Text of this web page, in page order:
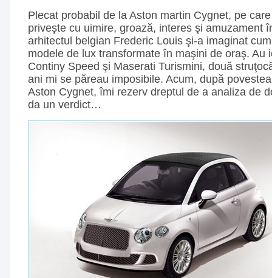
Plecat probabil de la Aston martin Cygnet, pe
priveşte cu uimire, groază, interes şi amuzament
arhitectul belgian Frederic Louis şi-a imaginat
modele de lux transformate în maşini de oraş. Au
Continy Speed şi Maserati Turismini, două
ani mi se păreau imposibile. Acum, după
Aston Cygnet, îmi rezerv dreptul de a analiza de
da un verdict…